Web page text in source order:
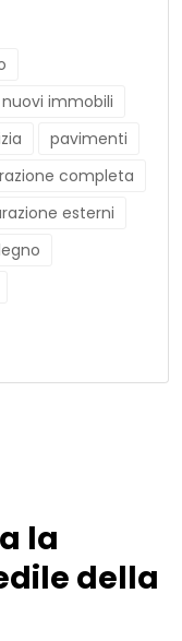
immobili
pavimenti
completa
esterni
la
della